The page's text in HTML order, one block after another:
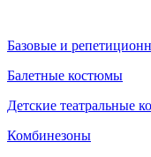
Базовые и
Балетные костюмы
Детские театральные
Комбинезоны